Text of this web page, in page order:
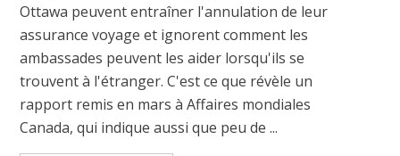
Ottawa peuvent entraîner l'annulation de leur
assurance voyage et ignorent comment les
ambassades peuvent les aider lorsqu'ils se
trouvent à l'étranger. C'est ce que révèle un
rapport remis en mars à Affaires mondiales
Canada, qui indique aussi que peu de ...